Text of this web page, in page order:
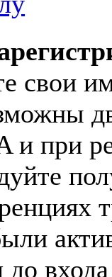
свои
и при
до